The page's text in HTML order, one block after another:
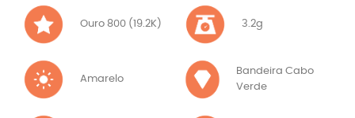
Ouro 800 (19.2K) 3.2g
Amarelo
Bandeira Cabo
Verde